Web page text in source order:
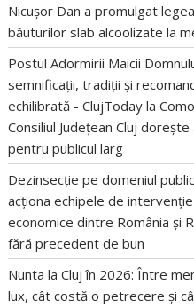
Nicușor Dan a promulgat
băuturilor slab alcoolizate la
Postul Adormirii Maicii
semnificații, tradiții și
echilibrată - ClujToday la
Consiliul Județean Cluj
pentru publicul larg
Dezinsecție pe domeniul
acționa echipele de
economice dintre România și
fără precedent de bun
Nunta la Cluj în 2026: Între
lux, cât costă o petrecere și